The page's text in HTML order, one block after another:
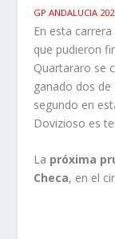
GP ANDALUCIA
En esta carrera
que pudieron
Quartararo se
ganado dos
segundo en
Dovizioso es
La próxima
Checa, en el